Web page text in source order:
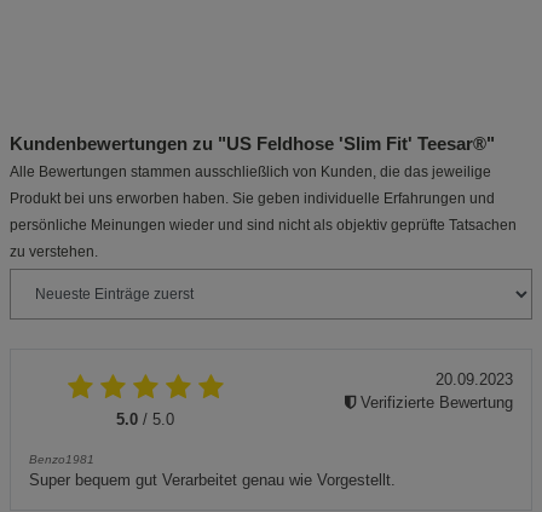
Kundenbewertungen zu "US Feldhose 'Slim Fit' Teesar®"
Alle Bewertungen stammen ausschließlich von Kunden, die das jeweilige
Produkt bei uns erworben haben. Sie geben individuelle Erfahrungen und
persönliche Meinungen wieder und sind nicht als objektiv geprüfte Tatsachen
zu verstehen.
5.0 / 5.0
Benzo1981
Super bequem gut Verarbeitet genau wie Vorgestellt.
20.09.2023
Verifizierte Bewertung